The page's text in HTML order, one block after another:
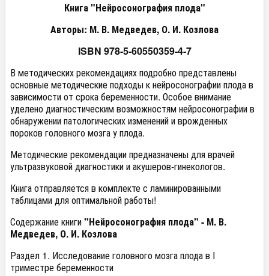
Книга "Нейросонография плода"
Авторы: М. В. Медведев, О. И. Козлова
ISBN 978-5-60550359-4-7
В методических рекомендациях подробно представлены
основные методические подходы к нейросонографии плода в
зависимости от срока беременности. Особое внимание
уделено диагностическим возможностям нейросонографии в
обнаружении патологических изменений и врожденных
пороков головного мозга у плода.
Методические рекомендации предназначены для врачей
ультразвуковой диагностики и акушеров-гинекологов.
Книга отправляется в комплекте с ламинированными
таблицами для оптимальной работы!
Содержание книги"Нейросонография плода" - М. В.
Медведев, О. И. Козлова
Раздел 1. Исследование головного мозга плода в I
триместре беременности